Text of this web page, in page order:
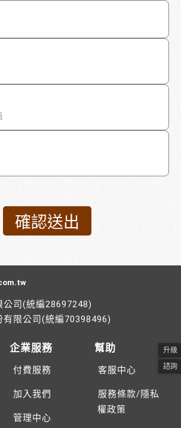
公司(統編28697248)
有限公司(統編70398496)
企業服務
付費服務
加入我們
管理中心
幫助
客服中心
服務條款/隱私
權政策
升級
諮詢